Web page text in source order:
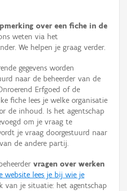
over een fiche in de
weten via het
We helpen je graag verder.
gegevens worden
naar de beheerder van de
Erfgoed of de
fiche lees je welke organisatie
de inhoud. Is het agentschap
om je vraag te
je vraag doorgestuurd naar
de andere partij.
vragen over werken
website lees je bij wie je
van je situatie: het agentschap